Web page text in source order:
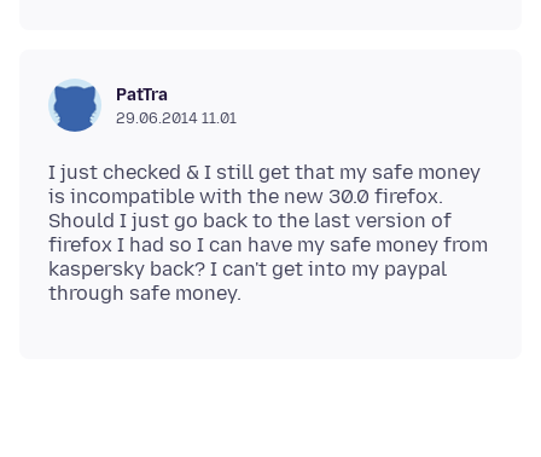
PatTra
29.06.2014 11.01
I just checked & I still get that my safe money
is incompatible with the new 30.0 firefox.
Should I just go back to the last version of
firefox I had so I can have my safe money from
kaspersky back? I can't get into my paypal